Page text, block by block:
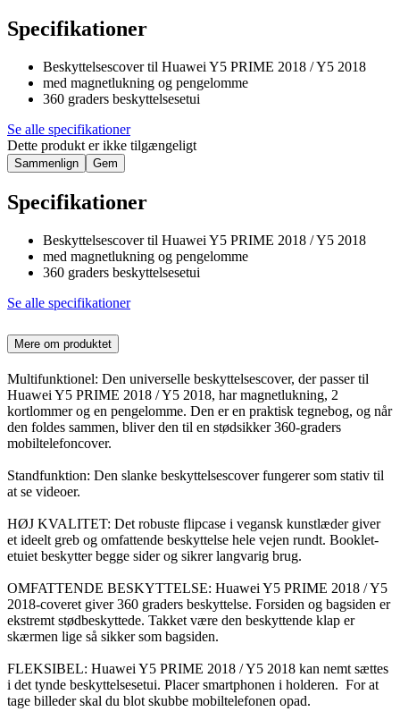
Specifikationer
Beskyttelsescover til Huawei Y5 PRIME 2018 / Y5 2018
med magnetlukning og pengelomme
360 graders beskyttelsesetui
Se alle specifikationer
Dette produkt er ikke tilgængeligt
Sammenlign Gem
Specifikationer
Beskyttelsescover til Huawei Y5 PRIME 2018 / Y5 2018
med magnetlukning og pengelomme
360 graders beskyttelsesetui
Se alle specifikationer
Mere om produktet
Multifunktionel: Den universelle beskyttelsescover, der passer til
Huawei Y5 PRIME 2018 / Y5 2018, har magnetlukning, 2
kortlommer og en pengelomme. Den er en praktisk tegnebog, og når
den foldes sammen, bliver den til en stødsikker 360-graders
mobiltelefoncover.
Standfunktion: Den slanke beskyttelsescover fungerer som stativ til
at se videoer.
HØJ KVALITET: Det robuste flipcase i vegansk kunstlæder giver
et ideelt greb og omfattende beskyttelse hele vejen rundt. Booklet-
etuiet beskytter begge sider og sikrer langvarig brug.
OMFATTENDE BESKYTTELSE: Huawei Y5 PRIME 2018 / Y5
2018-coveret giver 360 graders beskyttelse. Forsiden og bagsiden er
ekstremt stødbeskyttede. Takket være den beskyttende klap er
skærmen lige så sikker som bagsiden.
FLEKSIBEL: Huawei Y5 PRIME 2018 / Y5 2018 kan nemt sættes
i det tynde beskyttelsesetui. Placer smartphonen i holderen. For at
tage billeder skal du blot skubbe mobiltelefonen opad.